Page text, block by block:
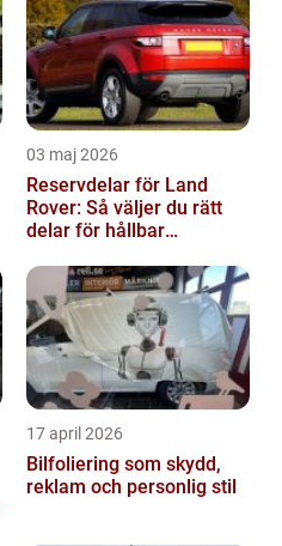
03 maj 2026
Reservdelar för Land
Rover: Så väljer du rätt
delar för hållbar
17 april 2026
Bilfoliering som skydd,
reklam och personlig stil